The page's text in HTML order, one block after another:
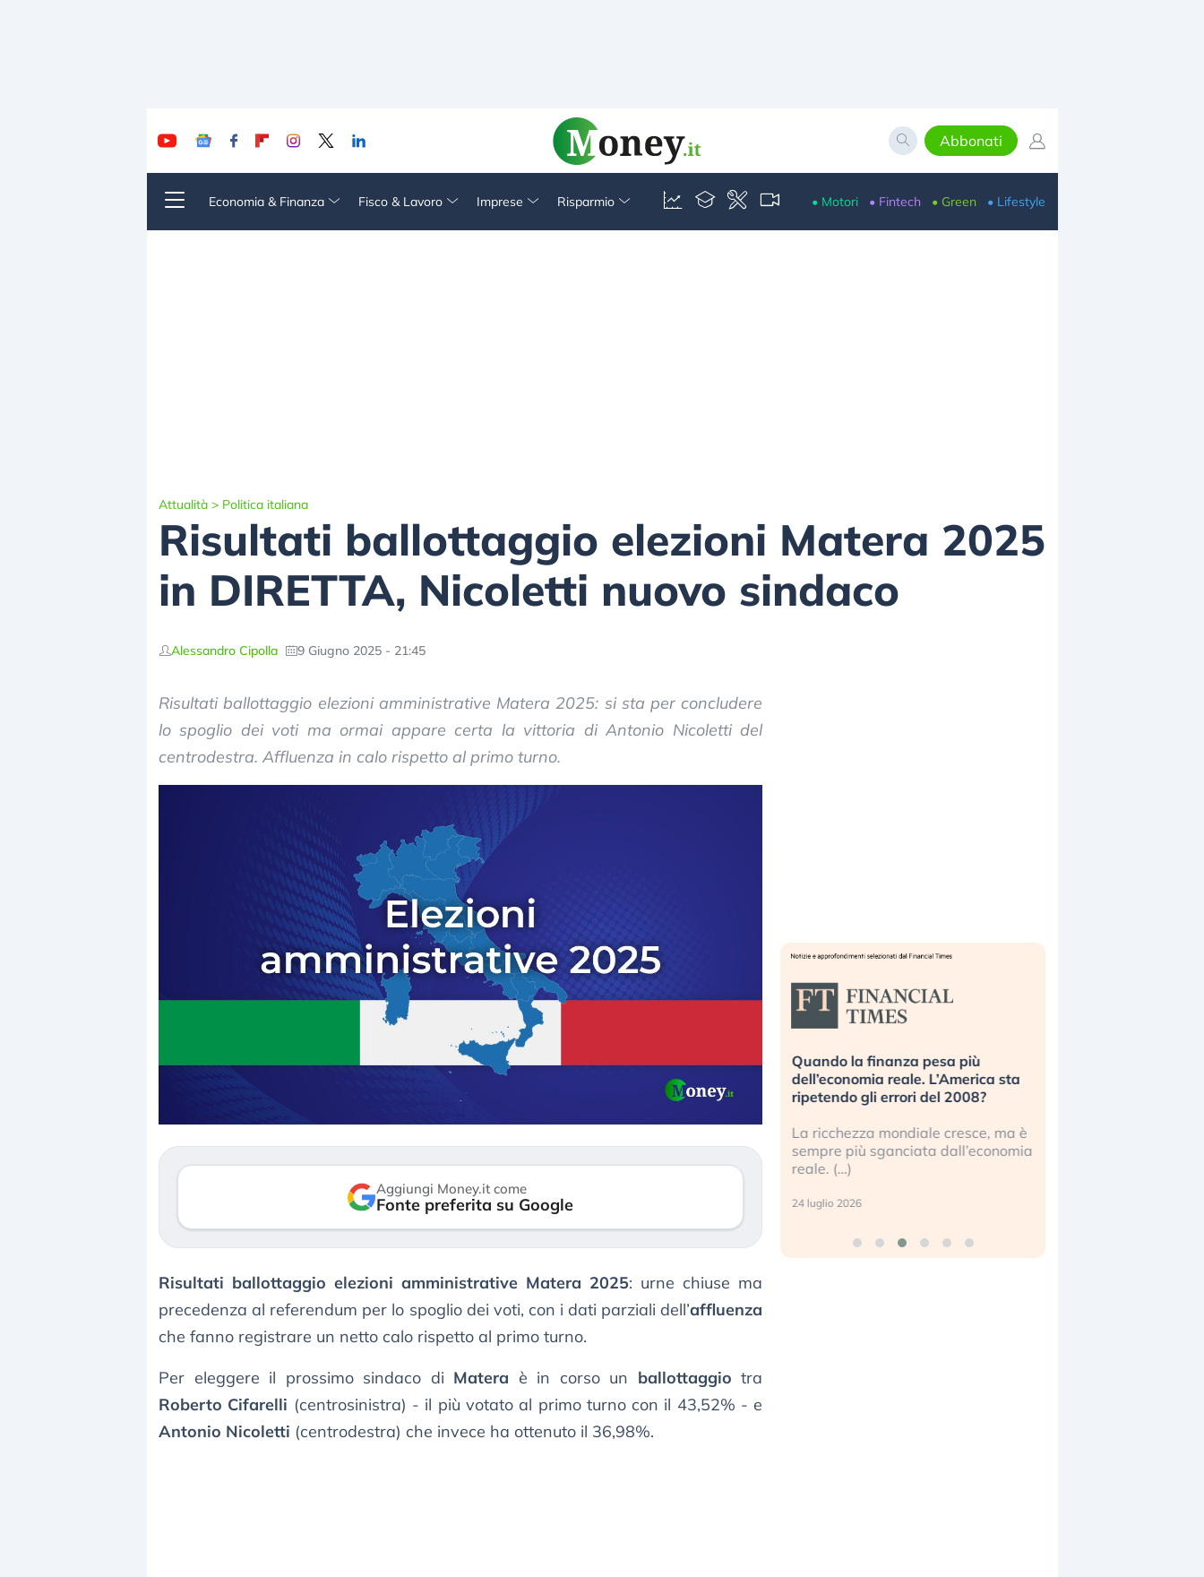
Abbonati
Economia & Finanza Fisco & Lavoro Imprese Risparmio • Motori • Fintech • Green • Lifestyle
Attualità > Politica italiana
Risultati ballottaggio elezioni Matera 2025
in DIRETTA, Nicoletti nuovo sindaco
Alessandro Cipolla 9 Giugno 2025 - 21:45
Risultati ballottaggio elezioni amministrative Matera 2025: si sta per concludere
lo spoglio dei voti ma ormai appare certa la vittoria di Antonio Nicoletti del
centrodestra. Affluenza in calo rispetto al primo turno.
Aggiungi Money.it come
Fonte preferita su Google
Risultati ballottaggio elezioni amministrative Matera 2025: urne chiuse ma
precedenza al referendum per lo spoglio dei voti, con i dati parziali dell’affluenza
che fanno registrare un netto calo rispetto al primo turno.
Per eleggere il prossimo sindaco di Matera è in corso un ballottaggiotra
Roberto Cifarelli (centrosinistra) - il più votato al primo turno con il 43,52% - e
Antonio Nicoletti (centrodestra) che invece ha ottenuto il 36,98%.
Dalle valutazioni estreme alla
correzione. Cosa sta guidando il
mostrando segni di stanchezza
verso le (…)
«La mia vita è rovinata». Investitori
in preda al panico dopo lo scoppio
Kospi, mentre gli investitori retail (…)
30 luglio 2026
Quando la finanza pesa più
dell’economia reale. L’America sta
ripetendo gli errori del 2008?
La ricchezza mondiale cresce, ma è
sempre più sganciata dall’economia
reale. (…)
24 luglio 2026